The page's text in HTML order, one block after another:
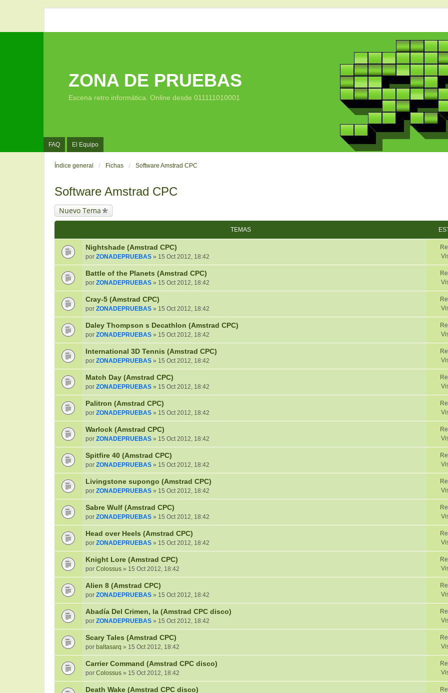
FAQ El Equipo
ZONA DE PRUEBAS
Escena retro informática. Online desde 011111010001
Índice general Fichas Software Amstrad CPC
Software Amstrad CPC
Nuevo Tema
TEMAS
Nightshade (Amstrad CPC)
por ZONADEPRUEBAS » 15 Oct 2012, 18:42
Battle of the Planets (Amstrad CPC)
por ZONADEPRUEBAS » 15 Oct 2012, 18:42
Cray-5 (Amstrad CPC)
por ZONADEPRUEBAS » 15 Oct 2012, 18:42
Daley Thompson s Decathlon (Amstrad CPC)
por ZONADEPRUEBAS » 15 Oct 2012, 18:42
International 3D Tennis (Amstrad CPC)
por ZONADEPRUEBAS » 15 Oct 2012, 18:42
Match Day (Amstrad CPC)
por ZONADEPRUEBAS » 15 Oct 2012, 18:42
Palitron (Amstrad CPC)
por ZONADEPRUEBAS » 15 Oct 2012, 18:42
Warlock (Amstrad CPC)
por ZONADEPRUEBAS » 15 Oct 2012, 18:42
Spitfire 40 (Amstrad CPC)
por ZONADEPRUEBAS » 15 Oct 2012, 18:42
Livingstone supongo (Amstrad CPC)
por ZONADEPRUEBAS » 15 Oct 2012, 18:42
Sabre Wulf (Amstrad CPC)
por ZONADEPRUEBAS » 15 Oct 2012, 18:42
Head over Heels (Amstrad CPC)
por ZONADEPRUEBAS » 15 Oct 2012, 18:42
Knight Lore (Amstrad CPC)
por Colossus » 15 Oct 2012, 18:42
Alien 8 (Amstrad CPC)
por ZONADEPRUEBAS » 15 Oct 2012, 18:42
Abadía Del Crimen, la (Amstrad CPC disco)
por ZONADEPRUEBAS » 15 Oct 2012, 18:42
Scary Tales (Amstrad CPC)
por baltasarq » 15 Oct 2012, 18:42
Carrier Command (Amstrad CPC disco)
por Colossus » 15 Oct 2012, 18:42
Death Wake (Amstrad CPC disco)